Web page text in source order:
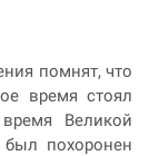
помнят, что
время стоял
Великой
похоронен